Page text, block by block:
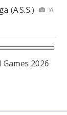
(A.S.S.)
10
2026